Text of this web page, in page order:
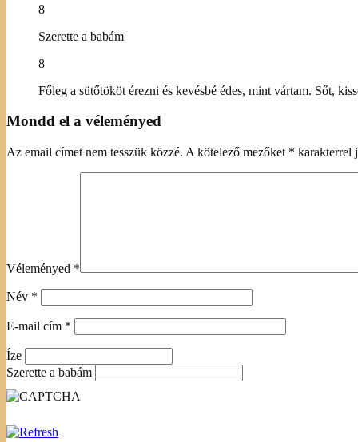
8
Szerette a babám
8
Főleg a sütőtököt érezni és kevésbé édes, mint vártam. Sőt,
Mondd el a véleményed
Az email címet nem tesszük közzé. A kötelező mezőket * karakterrel
Véleményed *
Név *
E-mail cím *
Íze
Szerette a babám